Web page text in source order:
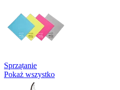
Sprzątanie
Pokaż wszystko